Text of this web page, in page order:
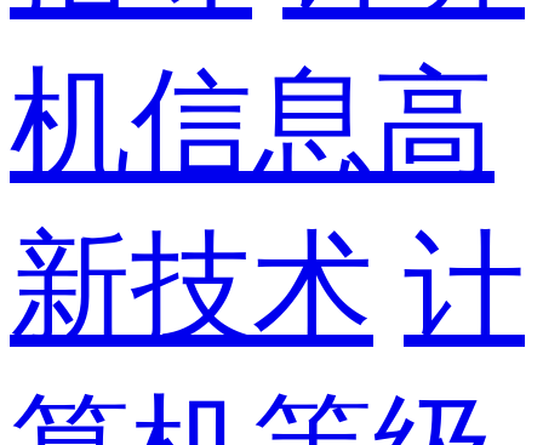
机信息高
新技术 计